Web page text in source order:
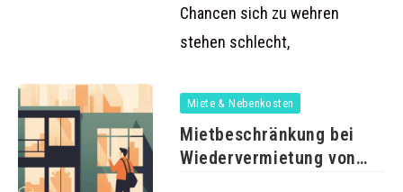
Chancen sich zu wehren
stehen schlecht,
Miete & Nebenkosten
Mietbeschränkung bei
Wiedervermietung von